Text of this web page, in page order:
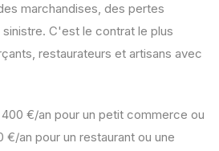
marchandises, des pertes
C'est le contrat le plus
restaurateurs et artisans avec
€/an pour un petit commerce ou
€/an pour un restaurant ou une